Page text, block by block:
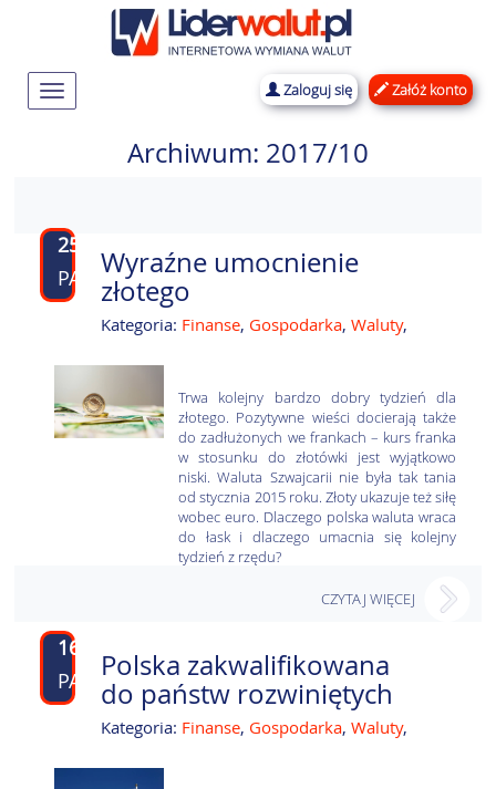
Rozwiń
nawigację
Zaloguj się Załóż konto
Archiwum: 2017/10
25
PAŹ
Wyraźne umocnienie
złotego
Kategoria: Finanse, Gospodarka, Waluty,
Trwa kolejny bardzo dobry tydzień dla
złotego. Pozytywne wieści docierają także
do zadłużonych we frankach – kurs franka
w stosunku do złotówki jest wyjątkowo
niski. Waluta Szwajcarii nie była tak tania
od stycznia 2015 roku. Złoty ukazuje też siłę
wobec euro. Dlaczego polska waluta wraca
do łask i dlaczego umacnia się kolejny
tydzień z rzędu?
CZYTAJ WIĘCEJ
16
PAŹ
Polska zakwalifikowana
do państw rozwiniętych
Kategoria: Finanse, Gospodarka, Waluty,